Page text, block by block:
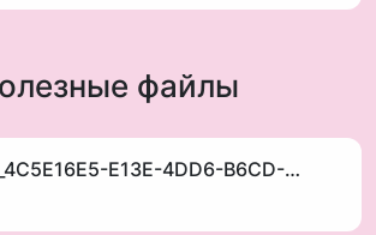
промежутков требуется,
обувь.
файлы
image_4C5E16E5-E13E-4DD6-B6CD-38CE87746DD9_1752405074.jpeg